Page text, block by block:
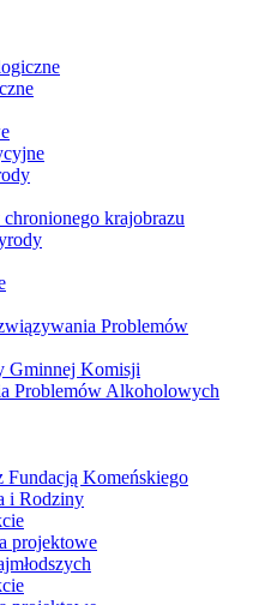
krajobrazu
Problemów
Gminnej Komisji
Problemów Alkoholowych
Fundacją Komeńskiego
i Rodziny
projektowe